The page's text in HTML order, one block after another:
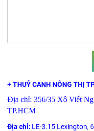
+ THUỶ CANH NÔNG THỊ
Địa chỉ: 356/35 Xô Viết
TP.HCM
Địa chỉ: LE-3.15 Lexington,